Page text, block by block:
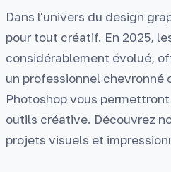
Dans l'univers du design
pour tout créatif. En 2025,
considérablement évolué,
un professionnel chevronné
Photoshop vous
outils créative. Découvrez
projets visuels et